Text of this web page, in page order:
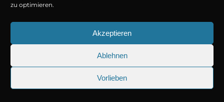
zu optimieren.
Akzeptieren
Ablehnen
Vorlieben
Hörspiel von Marc Gruppe
1 CD ca. 74 Minuten
Jetzt kaufen oder streamen
© Copyright 2026Titania Medien GmbH.